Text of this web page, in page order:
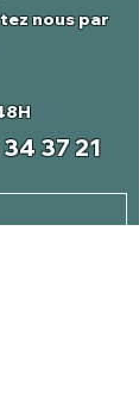
nous par
37 21